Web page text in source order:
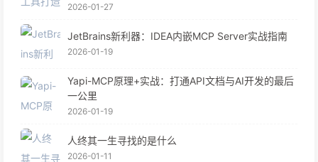
2026-01-27
JetBrains新利器：IDEA内嵌MCP Server实战指南
2026-01-19
Yapi-MCP原理+实战：打通API文档与AI开发的最后
一公里
2026-01-19
人终其一生寻找的是什么
2026-01-11